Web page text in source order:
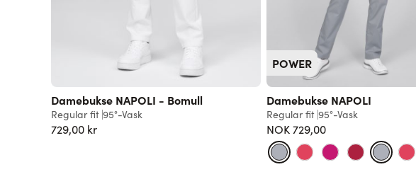
Damebukse NAPOLI - Bomull
Regular fit 95°-Vask
729,00 kr
POWER
Damebukse NAPOLI
Regular fit 95°-Vask
NOK 729,00